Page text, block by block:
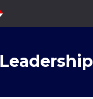
Leadership